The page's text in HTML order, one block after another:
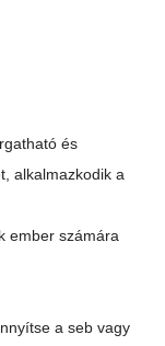
és
alkalmazkodik a
ember számára
a seb vagy